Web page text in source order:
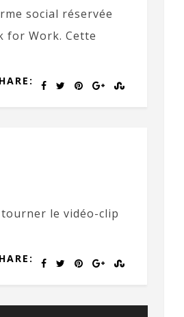
social réservée
for Work. Cette
tourner le vidéo-clip